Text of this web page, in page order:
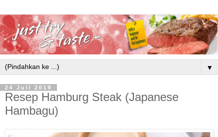
▼
24 Juli 2019
Resep Hamburg Steak (Japanese
Hambagu)